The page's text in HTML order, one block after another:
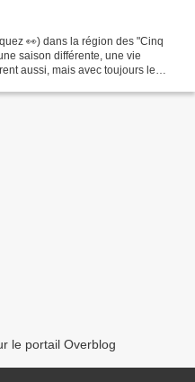
👀) dans la région des "Cinq
saison différente, une vie
aussi, mais avec toujours le
le portail Overblog